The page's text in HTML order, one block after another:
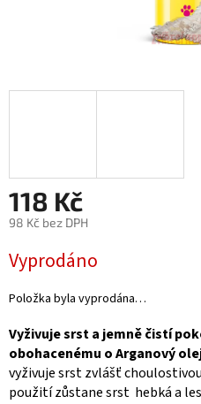
118 Kč
98 Kč bez DPH
cena:
Vyprodáno
Položka byla vyprodána…
Vyživuje srst a jemně čistí
obohacenému o Arganový
vyživuje srst zvlášť
použití zůstane srst hebká a